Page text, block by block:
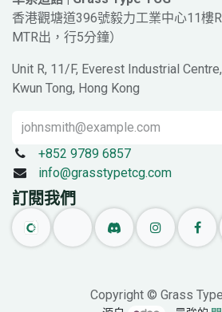
香港觀塘道396號毅力工業中心11樓
MTR出，行5分鐘）
Unit R, 11/F, Everest Industrial
Kwun Tong, Hong Kong
+852 9789 6857
info@grasstypetcg.com
訂閱我們
Copyright © Grass